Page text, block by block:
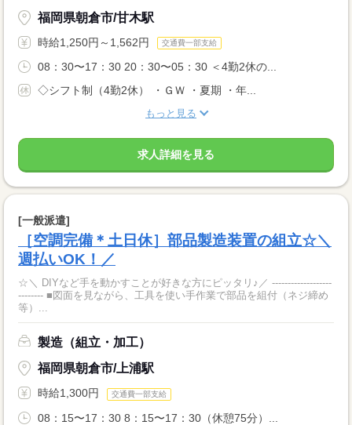
福岡県朝倉市/甘木駅
時給1,250円～1,562円 交通費一部支給
08：30〜17：30 20：30〜05：30 ＜4勤2休の...
◇シフト制（4勤2休） ・ＧＷ ・夏期 ・年...
もっと見る
求人詳細を見る
[一般派遣]
［空調完備＊土日休］部品製造装置の組立☆＼
週払いOK！／
☆＼ DIYなど手を動かすことが好きな方にピッタリ♪／ -------------------
-------- ■図面を見ながら、工具を使い手作業で部品を組付（ネジ締め
等）...
製造（組立・加工）
福岡県朝倉市/上浦駅
時給1,300円 交通費一部支給
08：15〜17：30 8：15〜17：30（休憩75分）...